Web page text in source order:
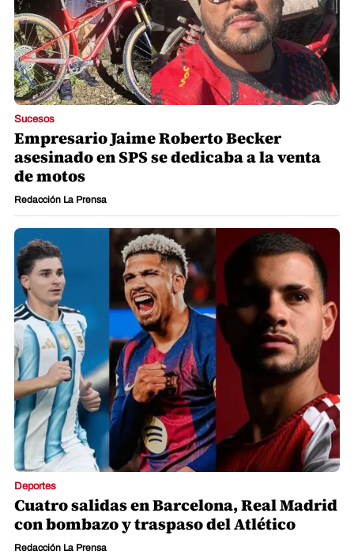
Sucesos
Empresario Jaime Roberto Becker
asesinado en SPS se dedicaba a la venta
de motos
Redacción La Prensa
Deportes
Cuatro salidas en Barcelona, Real Madrid
con bombazo y traspaso del Atlético
Redacción La Prensa